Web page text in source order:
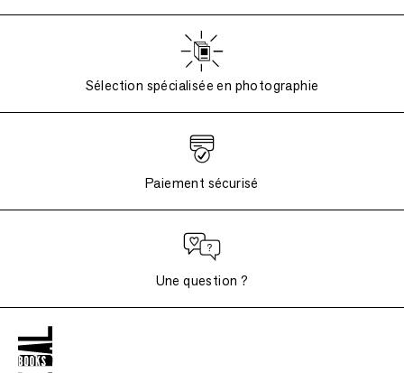
Sélection spécialisée en photographie
Paiement sécurisé
Une question ?